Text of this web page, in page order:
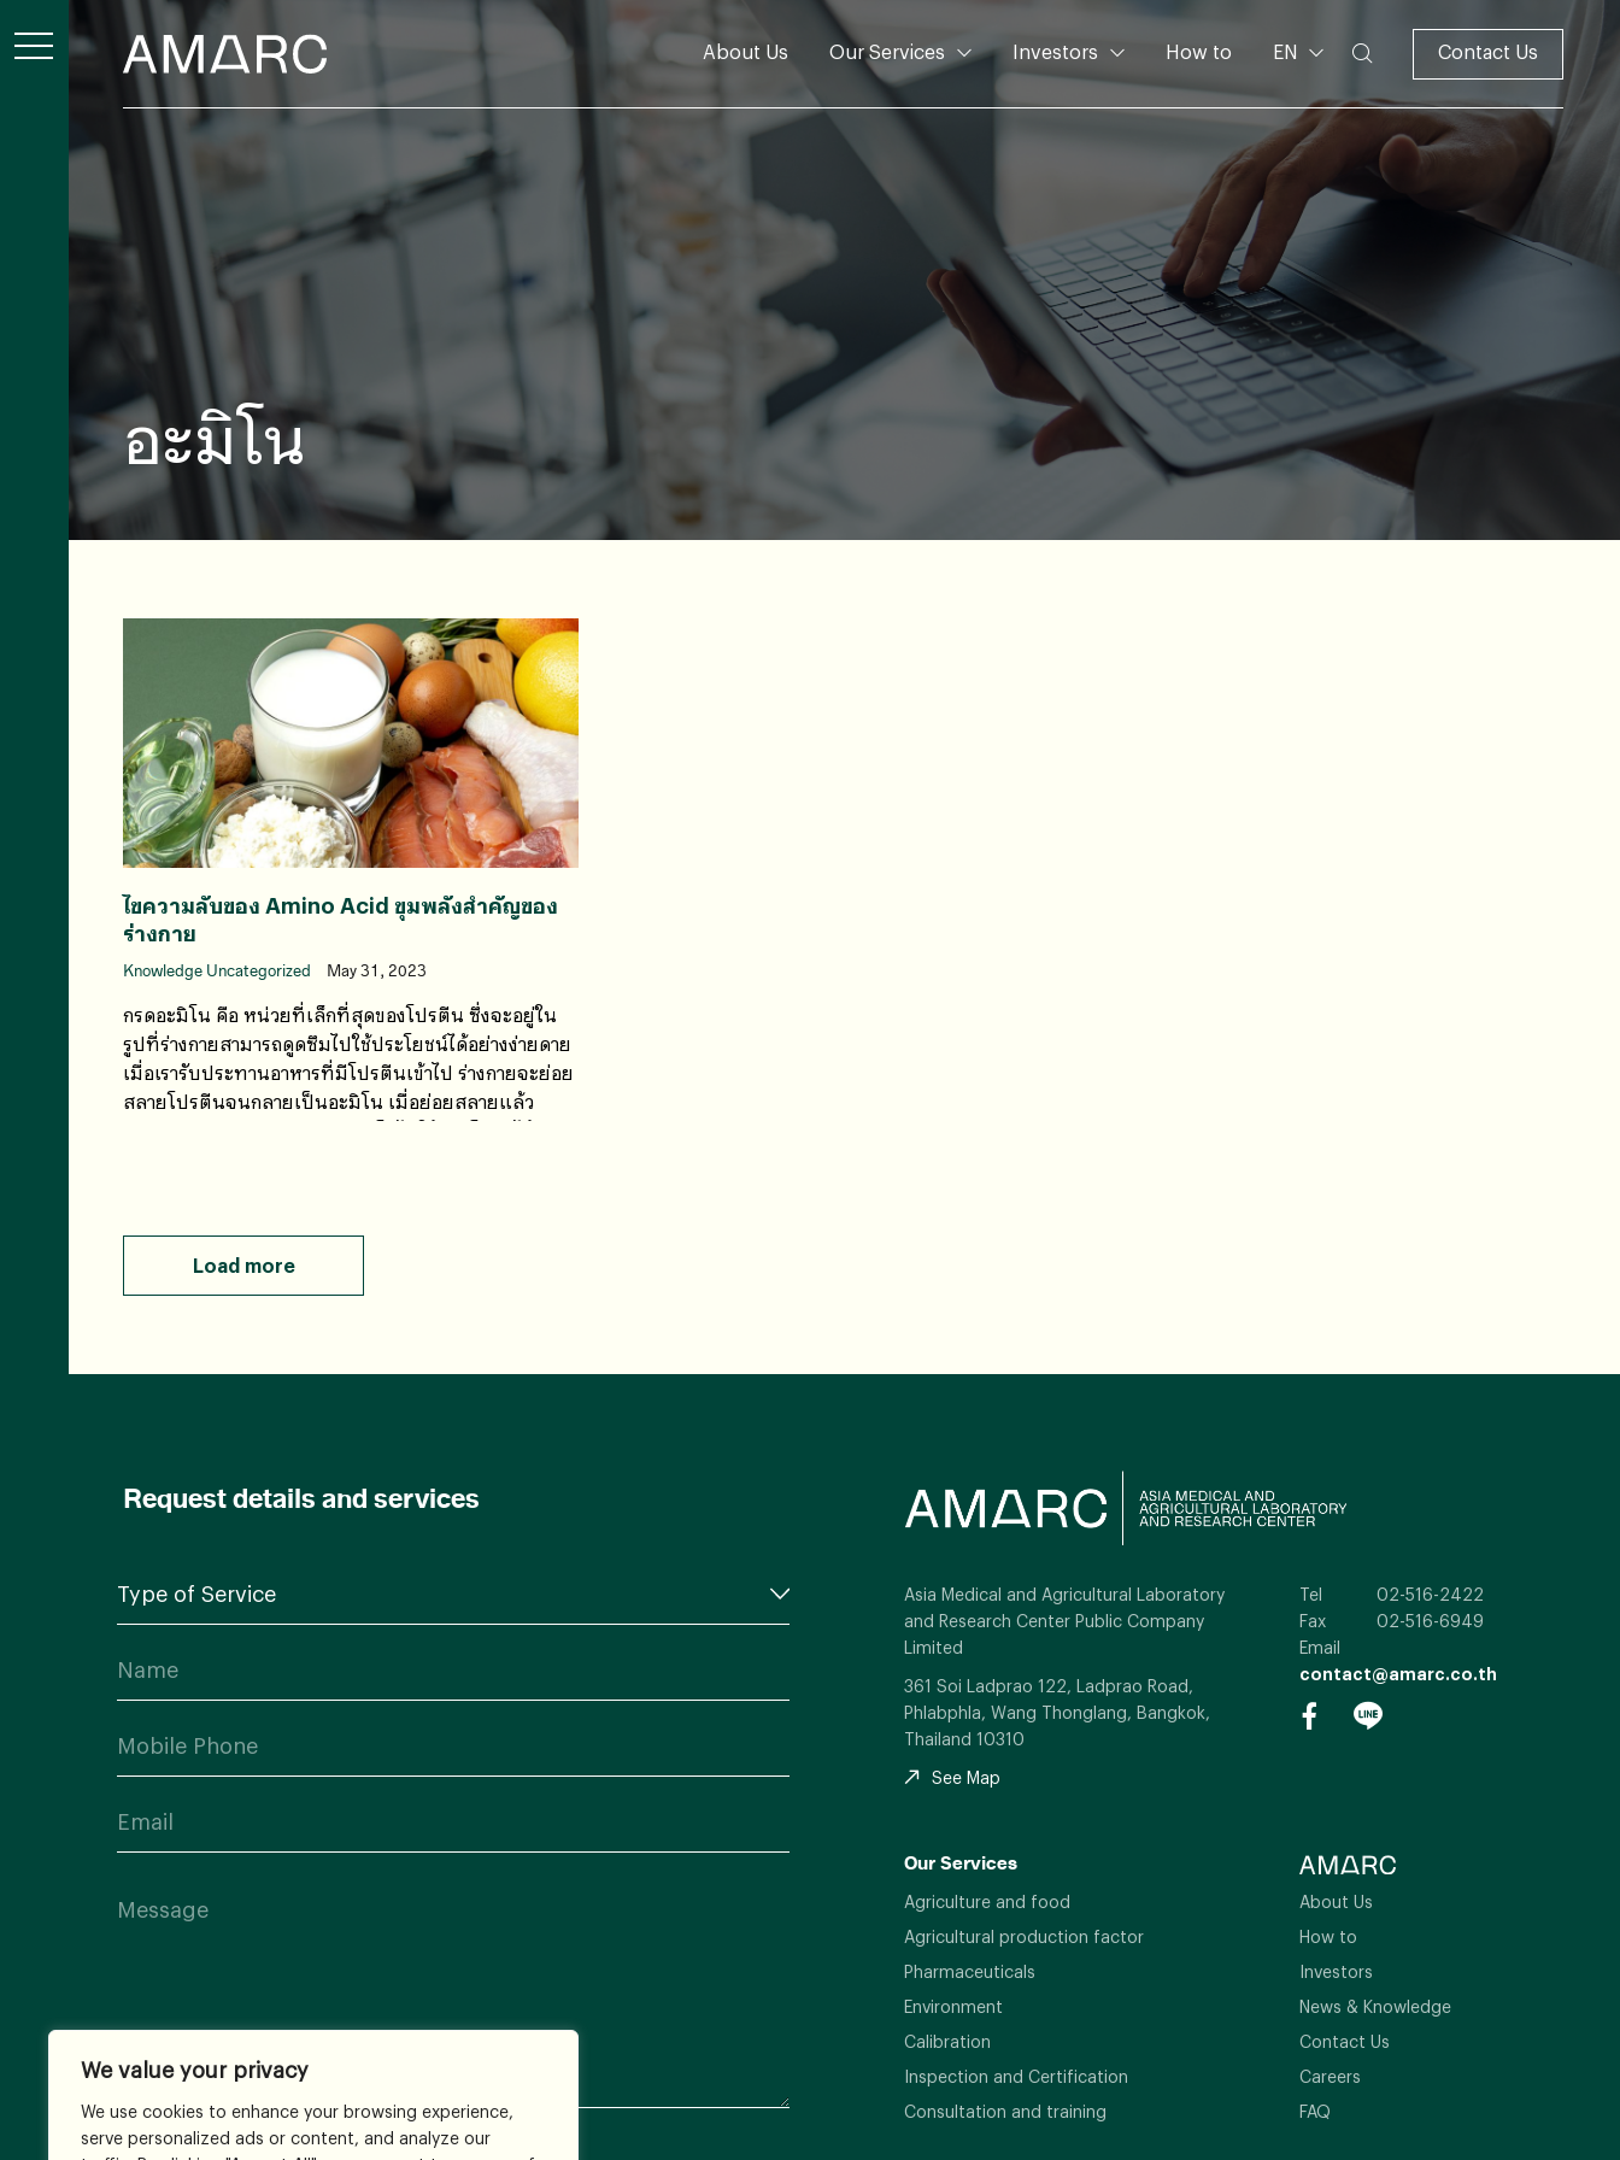
We value your privacy
We use cookies to enhance your browsing experience,
serve personalized ads or content, and analyze our
About Us Our Services Investors How to EN Contact Us
อะมิโน
ไขความลับของ Amino Acid ขุมพลังสำคัญของ
ร่างกาย
Knowledge Uncategorized May 31, 2023
กรดอะมิโน คือ หน่วยที่เล็กที่สุดของโปรตีน ซึ่งจะอยู่ใน
รูปที่ร่างกายสามารถดูดซึมไปใช้ประโยชน์ได้อย่างง่ายดาย
เมื่อเรารับประทานอาหารที่มีโปรตีนเข้าไป ร่างกายจะย่อย
สลายโปรตีนจนกลายเป็นอะมิโน เมื่อย่อยสลายแล้ว
ร่างกายจึงจะสามารถนำกรดอะมิโนไปใช้ประโยชน์ได้
Load more
Request details and services
Asia Medical and Agricultural Laboratory
and Research Center Public Company
Limited
361 Soi Ladprao 122, Ladprao Road,
Phlabphla, Wang Thonglang, Bangkok,
Thailand 10310
See Map
Tel
02-516-2422
Fax
02-516-6949
Email
contact@amarc.co.th
Our Services
Agriculture and food
Agricultural production factor
Pharmaceuticals
Environment
Calibration
Inspection and Certification
Consultation and training
About Us
How to
Investors
News & Knowledge
Contact Us
Careers
FAQ